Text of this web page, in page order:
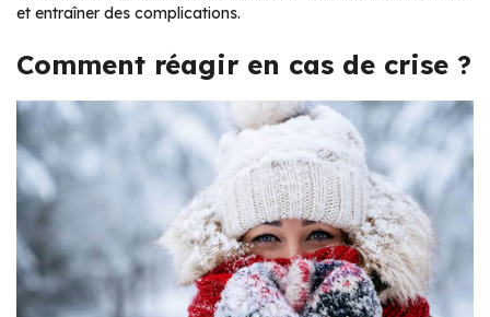
et entraîner des complications.
Comment réagir en cas de crise ?